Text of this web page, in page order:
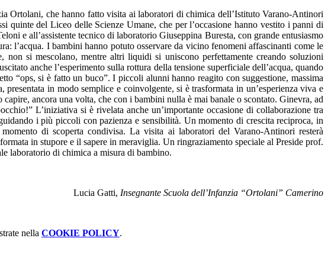
Ortolani, che hanno fatto visita ai laboratori di chimica dell’Istituto Varano-Antinori
del Liceo delle Scienze Umane, che per l’occasione hanno vestito i panni di
e all’assistente tecnico di laboratorio Giuseppina Buresta, con grande entusiasmo
l’acqua. I bambini hanno potuto osservare da vicino fenomeni affascinanti come le
non si mescolano, mentre altri liquidi si uniscono perfettamente creando soluzioni
anche l’esperimento sulla rottura della tensione superficiale dell’acqua, quando
“ops, si è fatto un buco”. I piccoli alunni hanno reagito con suggestione, massima
in modo semplice e coinvolgente, si è trasformata in un’esperienza viva e
ancora una volta, che con i bambini nulla è mai banale o scontato. Ginevra, ad
L’iniziativa si è rivelata anche un’importante occasione di collaborazione tra
i più piccoli con pazienza e sensibilità. Un momento di crescita reciproca, in
di scoperta condivisa. La visita ai laboratori del Varano-Antinori resterà
in stupore e il sapere in meraviglia. Un ringraziamento speciale al Preside prof.
laboratorio di chimica a misura di bambino.
Lucia Gatti, Insegnante Scuola dell’Infanzia “Ortolani” Camerino
nella COOKIE POLICY.